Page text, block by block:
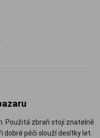
Použitá zbraň stojí znatelně
dobré péči slouží desítky let.